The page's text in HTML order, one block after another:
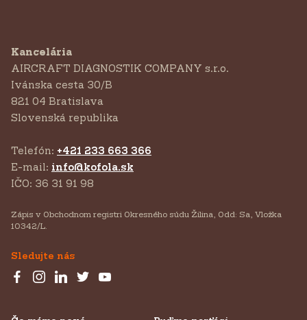
Kancelária
AIRCRAFT DIAGNOSTIK COMPANY s.r.o.
‍Ivánska cesta 30/B
821 04 Bratislava
Slovenská republika
Telefón: +421 233 663 366
E-mail: info@kofola.sk
IČO: 36 31 91 98
Zápis v Obchodnom registri Okresného súdu Žilina, Odd: Sa, Vložka
10342/L.
Sledujte nás